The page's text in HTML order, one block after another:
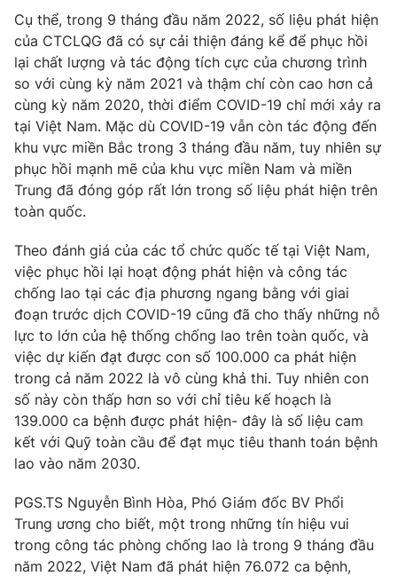
Khán giả
Giải sao mai
Sao
Du lịch
Làm đẹp
Chất lượng cuộc sống
Giáo dục
Tuyển sinh
Học trực tuyến
Công nghệ
Hitech Công nghệ tương lai
Sản phẩm
Thị trường
Giao lưu trực tuyến
Lịch phát sóng
Chuyên mục khác
Emagazine Podcast
Photo Infographic
Video Shorts video
VTV Money VTV Thể thao
VTV Sức khoẻ Bất động sản
Thị trường 24h Tấm lòng Việt
Cụ thể, trong 9 tháng đầu năm 2022, số liệu phát hiện
của CTCLQG đã có sự cải thiện đáng kể để phục hồi
lại chất lượng và tác động tích cực của chương trình
so với cùng kỳ năm 2021 và thậm chí còn cao hơn cả
cùng kỳ năm 2020, thời điểm COVID-19 chỉ mới xảy ra
tại Việt Nam. Mặc dù COVID-19 vẫn còn tác động đến
khu vực miền Bắc trong 3 tháng đầu năm, tuy nhiên sự
phục hồi mạnh mẽ của khu vực miền Nam và miền
Trung đã đóng góp rất lớn trong số liệu phát hiện trên
toàn quốc.
Theo đánh giá của các tổ chức quốc tế tại Việt Nam,
việc phục hồi lại hoạt động phát hiện và công tác
chống lao tại các địa phương ngang bằng với giai
đoạn trước dịch COVID-19 cũng đã cho thấy những nỗ
lực to lớn của hệ thống chống lao trên toàn quốc, và
việc dự kiến đạt được con số 100.000 ca phát hiện
trong cả năm 2022 là vô cùng khả thi. Tuy nhiên con
số này còn thấp hơn so với chỉ tiêu kế hoạch là
139.000 ca bệnh được phát hiện- đây là số liệu cam
kết với Quỹ toàn cầu để đạt mục tiêu thanh toán bệnh
lao vào năm 2030.
PGS.TS Nguyễn Bình Hòa, Phó Giám đốc BV Phổi
Trung ương cho biết, một trong những tín hiệu vui
trong công tác phòng chống lao là trong 9 tháng đầu
năm 2022, Việt Nam đã phát hiện 76.072 ca bệnh,